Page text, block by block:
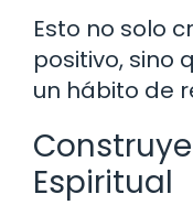
Esto no solo
positivo, sino
un hábito de
Espiritual